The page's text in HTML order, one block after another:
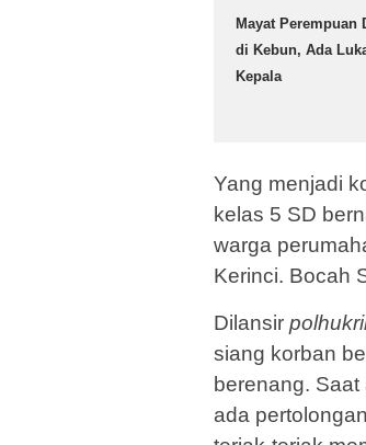
Mayat Perempuan
di Kebun, Ada
Kepala
Yang menjadi
kelas 5 SD
warga
Kerinci. Bocah
Dilansir
siang korban
berenang.
ada